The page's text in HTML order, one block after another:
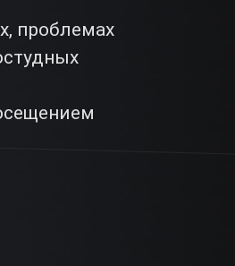
проблемах